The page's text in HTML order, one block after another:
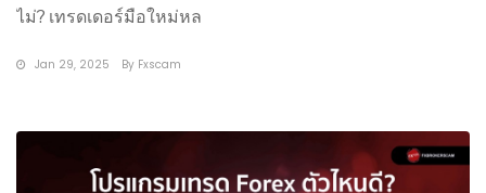
ไม่? เทรดเดอร์มือใหม่หล
Jan 29, 2025 By Fxscam